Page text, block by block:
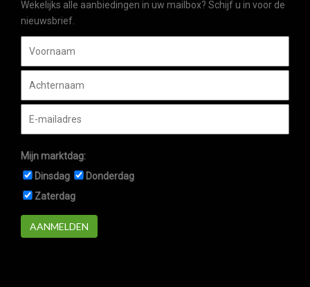
Wekelijks alle aanbiedingen in uw mailbox? Schijf u in voor de
nieuwsbrief.
Mijn marktdag:
Dinsdag
Donderdag
Zaterdag
AANMELDEN